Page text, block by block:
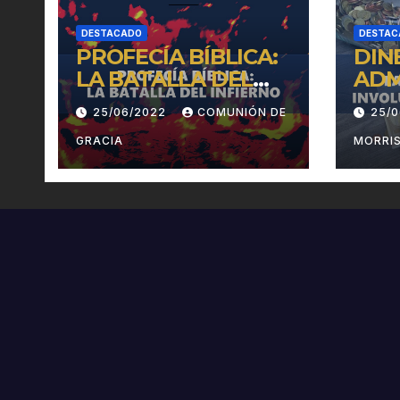
DESTACADO
PROFECÍA BÍBLICA:
LA BATALLA DEL
INFIERNO
25/06/2022 COMUNIÓN DE
GRACIA
EN
25/